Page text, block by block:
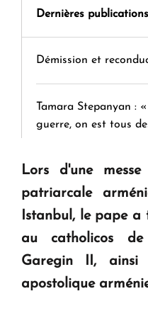
Dernières publications
Démission et
Tamara Stepanyan :
guerre, on est tous
" Tant qu'il n'existe
question d'un
KASA : 30 ans
en Arménie
Lors d'une
patriarcale
Istanbul, le pape a
au catholicos
Garegin II, ainsi
apostolique